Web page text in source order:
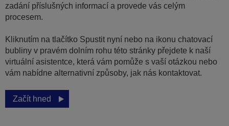
zadání příslušných informací a provede vás celým
procesem.
Kliknutím na tlačítko Spustit nyní nebo na ikonu chatovací
bubliny v pravém dolním rohu této stránky přejdete k naší
virtuální asistentce, která vám pomůže s vaší otázkou nebo
vám nabídne alternativní způsoby, jak nás kontaktovat.
Začít hned